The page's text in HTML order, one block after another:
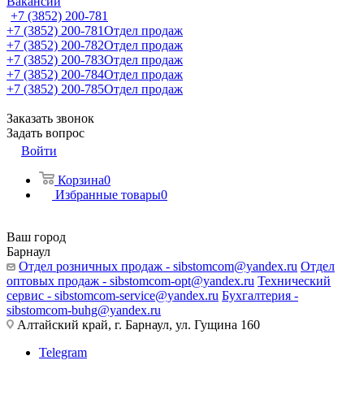
+7 (3852) 200-781
+7 (3852) 200-781Отдел продаж
+7 (3852) 200-782Отдел продаж
+7 (3852) 200-783Отдел продаж
+7 (3852) 200-784Отдел продаж
+7 (3852) 200-785Отдел продаж
Заказать звонок
Задать вопрос
Войти
Корзина0
Избранные товары0
Ваш город
Барнаул
Отдел розничных продаж - sibstomcom@yandex.ru Отдел
оптовых продаж - sibstomcom-opt@yandex.ru Технический
сервис - sibstomcom-service@yandex.ru Бухгалтерия -
sibstomcom-buhg@yandex.ru
Алтайский край, г. Барнаул, ул. Гущина 160
Telegram